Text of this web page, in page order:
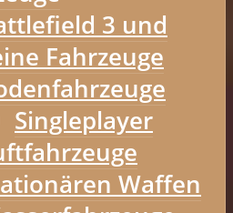
3 und
Fahrzeuge
Singleplayer
Waffen